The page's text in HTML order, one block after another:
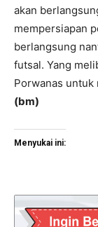
akan
mempersiapan
berlangsung
futsal. Yang
Porwanas
(bm)
Menyukai ini: